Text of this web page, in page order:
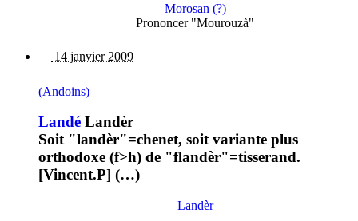
Morosan (?)
Prononcer "Mourouzà"
14 janvier 2009
(Andoins)
Landé Landèr
Soit "landèr"=chenet, soit variante plus
orthodoxe (f>h) de "flandèr"=tisserand.
[Vincent.P] (…)
Landèr